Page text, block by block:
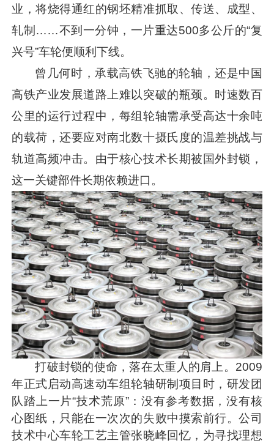
业，将烧得通红的钢坯精准抓取、传送、成型、
轧制……不到一分钟，一片重达500多公斤的“复
兴号”车轮便顺利下线。
曾几何时，承载高铁飞驰的轮轴，还是中国
高铁产业发展道路上难以突破的瓶颈。时速数百
公里的运行过程中，每组轮轴需承受高达十余吨
的载荷，还要应对南北数十摄氏度的温差挑战与
轨道高频冲击。由于核心技术长期被国外封锁，
这一关键部件长期依赖进口。
打破封锁的使命，落在太重人的肩上。2009
年正式启动高速动车组轮轴研制项目时，研发团
队踏上一片“技术荒原”：没有参考数据，没有核
心图纸，只能在一次次的失败中摸索前行。公司
技术中心车轮工艺主管张晓峰回忆，为寻找理想